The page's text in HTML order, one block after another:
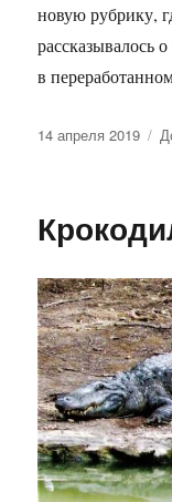
новую рубрику,
рассказывалось
в
Опубликовано
14 апреля 2019